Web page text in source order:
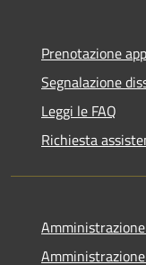
Prenotazione
Segnalazione
Leggi le FAQ
Richiesta